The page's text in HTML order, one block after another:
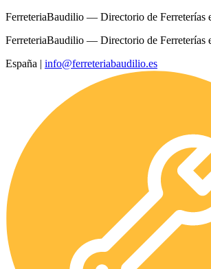
FerreteriaBaudilio — Directorio de Ferreterías
FerreteriaBaudilio — Directorio de Ferreterías
España | info@ferreteriabaudilio.es